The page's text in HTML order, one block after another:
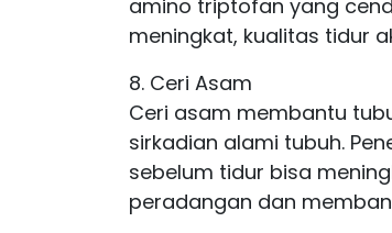
amino triptofan yang
meningkat, kualitas tidur
8. Ceri Asam
Ceri asam membantu
sirkadian alami tubuh.
sebelum tidur bisa
peradangan dan